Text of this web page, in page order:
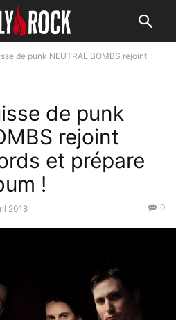
de punk NEUTRAL BOMBS rejoint
de punk
rejoint
et prépare
!
2018 0